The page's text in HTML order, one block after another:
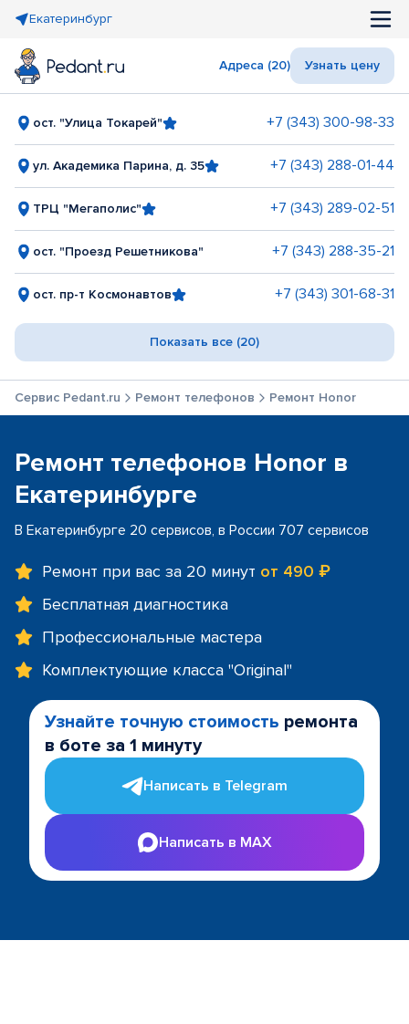
Екатеринбург
Адреса (20) Узнать цену
ост. "Улица Токарей" +7 (343) 300-98-33
ул. Академика Парина, д. 35 +7 (343) 288-01-44
ТРЦ "Мегаполис" +7 (343) 289-02-51
ост. "Проезд Решетникова" +7 (343) 288-35-21
ост. пр-т Космонавтов +7 (343) 301-68-31
Показать все (20)
Сервис Pedant.ru Ремонт телефонов Ремонт Honor
Ремонт телефонов Honor в
Екатеринбурге
В Екатеринбурге 20 сервисов, в России 707 сервисов
Ремонт при вас за 20 минут от 490 ₽
Бесплатная диагностика
Профессиональные мастера
Комплектующие класса "Original"
Узнайте точную стоимость ремонта
в боте за 1 минуту
Написать в Telegram
Написать в MAX